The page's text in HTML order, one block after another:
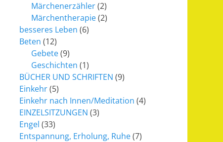
Märchenerzähler(2)
Märchentherapie(2)
besseres Leben (6)
Beten (12)
Gebete(9)
Geschichten (1)
BÜCHER UND SCHRIFTEN (9)
Einkehr(5)
Einkehr nach Innen/Meditation (4)
EINZELSITZUNGEN (3)
Engel (33)
Entspannung, Erholung, Ruhe(7)